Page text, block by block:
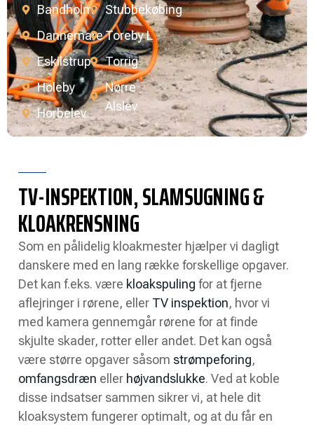
Bandholm
Dannemare
Eskilstrup
Holeby
Horbelev
Stubbekøbing
Toreby L
Torrig
Nørre
Alslev
TV-INSPEKTION, SLAMSUGNING &
KLOAKRENSNING
Som en pålidelig kloakmester hjælper vi dagligt
danskere med en lang række forskellige opgaver.
Det kan f.eks. være kloakspuling for at fjerne
aflejringer i rørene, eller TV inspektion, hvor vi
med kamera gennemgår rørene for at finde
skjulte skader, rotter eller andet. Det kan også
være større opgaver såsom strømpeforing,
omfangsdræn eller højvandslukke. Ved at koble
disse indsatser sammen sikrer vi, at hele dit
kloaksystem fungerer optimalt, og at du får en